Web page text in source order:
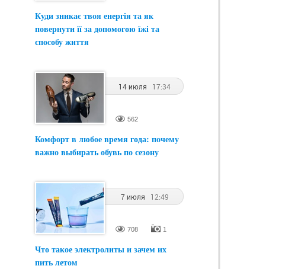
Куди зникає твоя енергія та як
повернути її за допомогою їжі та
способу життя
14 июля 17:34
562
Комфорт в любое время года: почему
важно выбирать обувь по сезону
7 июля 12:49
708 1
Что такое электролиты и зачем их
пить летом